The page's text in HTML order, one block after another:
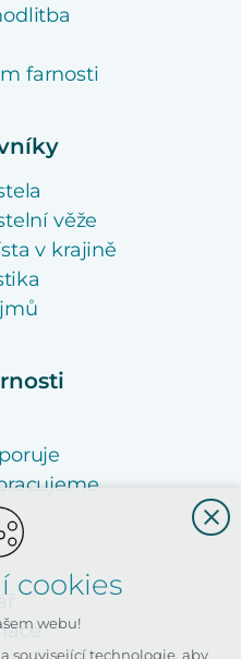
farnosti
věže
v krajině
cookies
webu!
související technologie, aby